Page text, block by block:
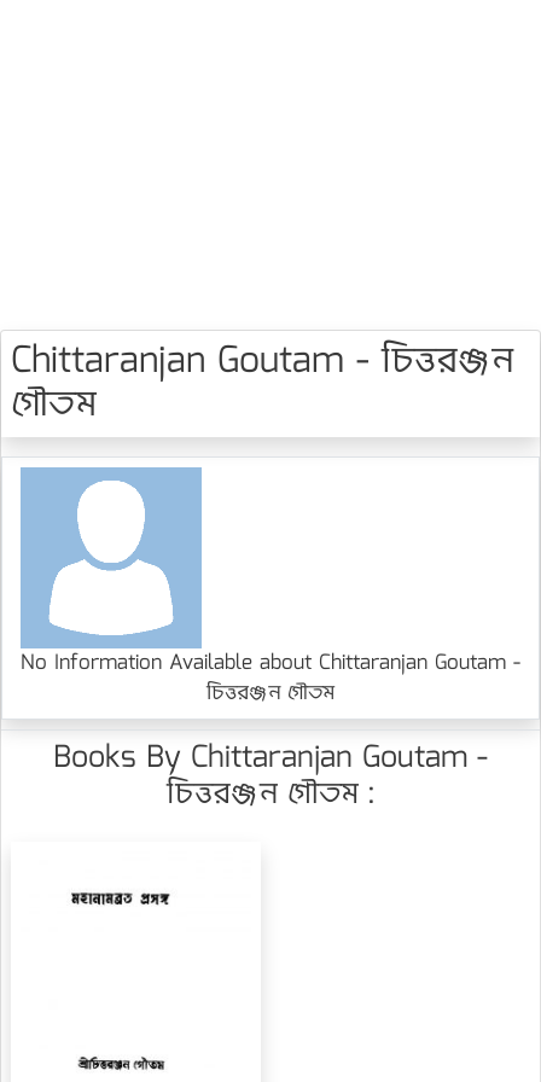
Chittaranjan Goutam - চিত্তরঞ্জন
গৌতম
No Information Available about Chittaranjan Goutam -
চিত্তরঞ্জন গৌতম
Books By Chittaranjan Goutam -
চিত্তরঞ্জন গৌতম :